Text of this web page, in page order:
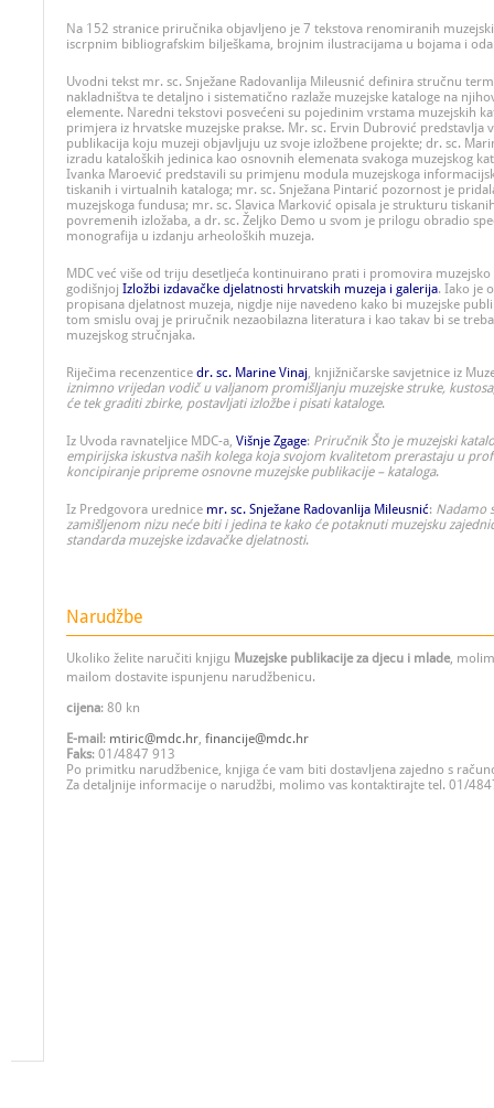
Na 152 stranice priručnika objavljeno je 7 tekstova renomiranih
iscrpnim bibliografskim bilješkama, brojnim ilustracijama u bojama i
Uvodni tekst mr. sc. Snježane Radovanlija Mileusnić definira stručnu
nakladništva te detaljno i sistematično razlaže muzejske kataloge na
elemente. Naredni tekstovi posvećeni su pojedinim vrstama muzejskih
primjera iz hrvatske muzejske prakse. Mr. sc. Ervin Dubrović predstavlja
publikacija koju muzeji objavljuju uz svoje izložbene projekte; dr. sc.
izradu kataloških jedinica kao osnovnih elemenata svakoga muzejskog
Ivanka Maroević predstavili su primjenu modula muzejskoga
tiskanih i virtualnih kataloga; mr. sc. Snježana Pintarić pozornost je
muzejskoga fundusa; mr. sc. Slavica Marković opisala je strukturu
povremenih izložaba, a dr. sc. Željko Demo u svom je prilogu obradio
monografija u izdanju arheoloških muzeja.
MDC već više od triju desetljeća kontinuirano prati i promovira muzejsko
godišnjoj Izložbi izdavačke djelatnosti hrvatskih muzeja i galerija. Iako je
propisana djelatnost muzeja, nigdje nije navedeno kako bi muzejske
tom smislu ovaj je priručnik nezaobilazna literatura i kao takav bi se
muzejskog stručnjaka.
Riječima recenzentice dr. sc. Marine Vinaj, knjižničarske savjetnice iz
iznimno vrijedan vodič u valjanom promišljanju muzejske struke,
će tek graditi zbirke, postavljati izložbe i pisati kataloge.
Iz Uvoda ravnateljice MDC-a, Višnje Zgage: Priručnik Što je muzejski
empirijska iskustva naših kolega koja svojom kvalitetom prerastaju u
koncipiranje pripreme osnovne muzejske publikacije – kataloga.
Iz Predgovora urednice mr. sc. Snježane Radovanlija Mileusnić: Nadamo
zamišljenom nizu neće biti i jedina te kako će potaknuti muzejsku
standarda muzejske izdavačke djelatnosti.
Narudžbe
Ukoliko želite naručiti knjigu Muzejske publikacije za djecu i mlade,
mailom dostavite ispunjenu narudžbenicu.
cijena: 80 kn
E-mail : mtiric@mdc.hr, financije@mdc.hr
Faks: 01/4847 913
Po primitku narudžbenice, knjiga će vam biti dostavljena zajedno s
Za detaljnije informacije o narudžbi, molimo vas kontaktirajte tel. 01/